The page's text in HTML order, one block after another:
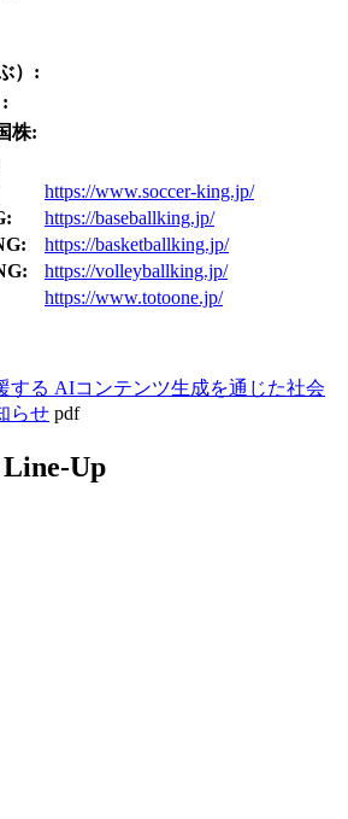
）:
株:
https://www.soccer-king.jp/
https://baseballking.jp/
https://basketballking.jp/
https://volleyballking.jp/
https://www.totoone.jp/
する AIコンテンツ生成を通じた社会
らせ pdf
Up